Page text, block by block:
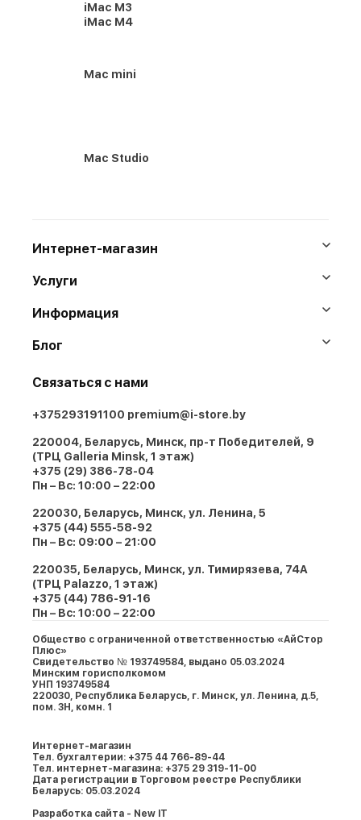
iMac M3
iMac M4
Mac mini
Mac Studio
Интернет-магазин
Услуги
Информация
Блог
Связаться с нами
+375293191100 premium@i-store.by
220004, Беларусь, Минск, пр-т Победителей, 9
(ТРЦ Galleria Minsk, 1 этаж)
+375 (29) 386-78-04
Пн – Вс: 10:00 – 22:00
220030, Беларусь, Минск, ул. Ленина, 5
+375 (44) 555-58-92
Пн – Вс: 09:00 – 21:00
220035, Беларусь, Минск, ул. Тимирязева, 74A
(ТРЦ Palazzo, 1 этаж)
+375 (44) 786-91-16
Пн – Вс: 10:00 – 22:00
Общество с ограниченной ответственностью «АйСтор
Плюс»
Свидетельство № 193749584, выдано 05.03.2024
Минским горисполкомом
УНП 193749584
220030, Республика Беларусь, г. Минcк, ул. Ленина, д.5,
пом. 3Н, комн. 1
Интернет-магазин
Тел. бухгалтерии: +375 44 766-89-44
Тел. интернет-магазина: +375 29 319-11-00
Дата регистрации в Торговом реестре Республики
Беларусь: 05.03.2024
Разработка сайта - New IT